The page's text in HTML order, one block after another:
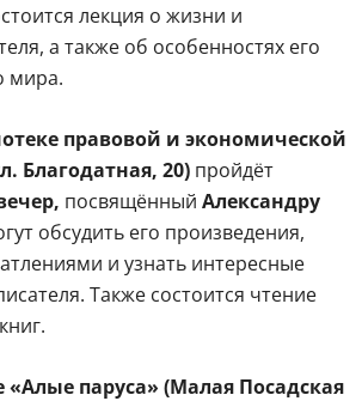
лекция о жизни и
а также об особенностях его
мира.
правовой и экономической
Благодатная, 20) пройдёт
посвящённый Александру
обсудить его произведения,
и узнать интересные
Также состоится чтение
«Алые паруса» (Малая Посадская